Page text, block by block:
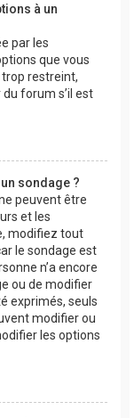
à un
par les
que vous
restreint,
forum s’il est
sondage ?
peuvent être
et les
modifiez tout
le sondage est
n’a encore
ou de modifier
exprimés, seuls
modifier ou
les options